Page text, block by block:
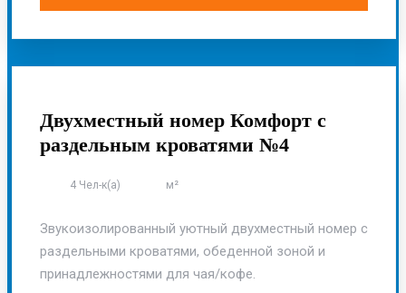
Двухместный номер Комфорт с
раздельным кроватями №4
4 Чел-к(а) м²
Звукоизолированный уютный двухместный номер с
раздельными кроватями, обеденной зоной и
принадлежностями для чая/кофе.